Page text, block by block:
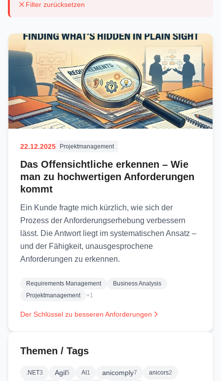
Themen / Tags
.NET3 Agil5 AI 1 anicomply7 anicors2
Filter zurücksetzen
22.12.2025 Projektmanagement
Das Offensichtliche erkennen – Wie
man zu hochwertigen Anforderungen
kommt
Ein Kunde fragte mich kürzlich, wie sich der
Prozess der Anforderungserhebung verbessern
lässt. Die Antwort liegt im systematischen Ansatz –
und der Fähigkeit, unausgesprochene
Anforderungen zu erkennen.
Requirements Management
Business Analysis
Projektmanagement
+1
Der Schlüssel zu besseren Anforderungen